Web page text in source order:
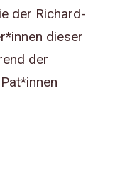
der Richard-
dieser
der